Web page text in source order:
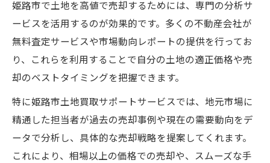
姫路市で土地を高値で売却するためには、専門の分析サ
ービスを活用するのが効果的です。多くの不動産会社が
無料査定サービスや市場動向レポートの提供を行ってお
り、これらを利用することで自分の土地の適正価格や売
却のベストタイミングを把握できます。
特に姫路市土地買取サポートサービスでは、地元市場に
精通した担当者が過去の売却事例や現在の需要動向をデ
ータで分析し、具体的な売却戦略を提案してくれます。
これにより、相場以上の価格での売却や、スムーズな手